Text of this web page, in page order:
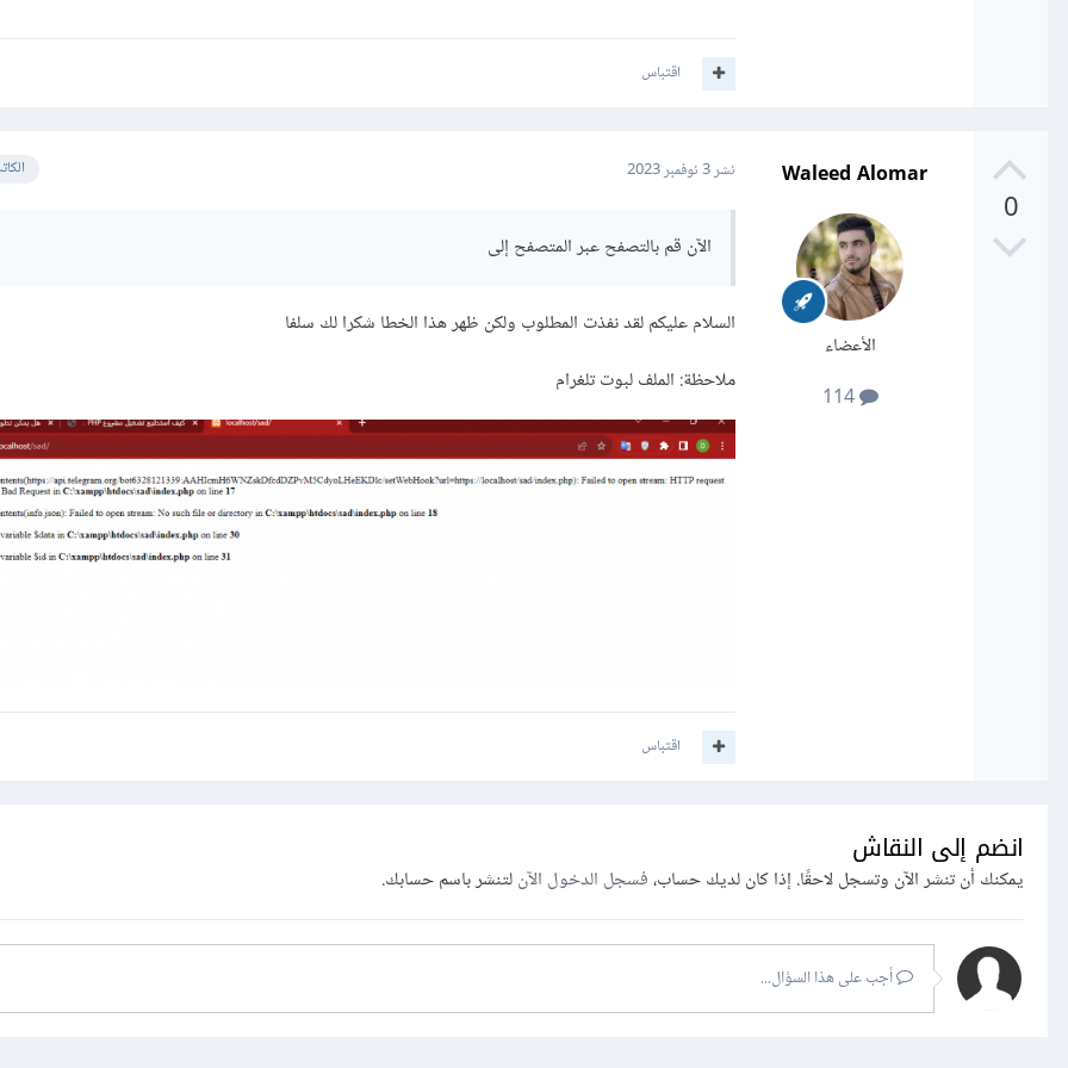
اقتباس
0
Waleed Alomar
الأعضاء
114
نشر3 نوفمبر 2023
الآن قم بالتصفح عبر المتصفح إلى
السلام عليكم لقد نفذت المطلوب ولكن ظهر هذا الخطا شكرا لك سلفا
ملاحظة: الملف لبوت تلغرام
اقتباس
انضم إلى النقاش
يمكنك أن تنشر الآن وتسجل لاحقًا. إذا كان لديك حساب،فسجل الدخول الآنلتنشر باسم حسابك.
أجب على هذا السؤال...